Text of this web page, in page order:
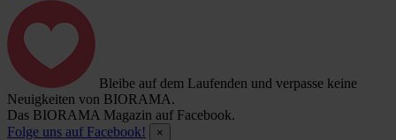
Bleibe auf dem Laufenden und verpasse keine
Neuigkeiten von BIORAMA.
Das BIORAMA Magazin auf Facebook.
Folge uns auf Facebook!
×